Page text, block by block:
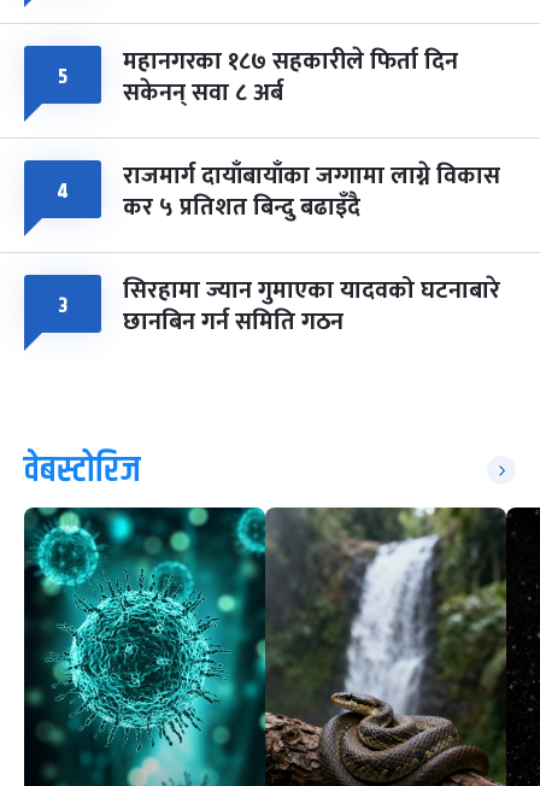
५ महानगरका १८७ सहकारीले फिर्ता दिन
सकेनन् सवा ८ अर्ब
४ राजमार्ग दायाँबायाँका जग्गामा लाग्ने विकास
कर ५ प्रतिशत बिन्दु बढाइँदै
३ सिरहामा ज्यान गुमाएका यादवको घटनाबारे
छानबिन गर्न समिति गठन
वेबस्टोरिज